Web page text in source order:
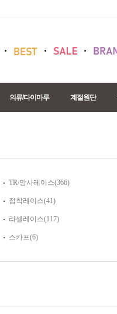
의류/다이마루 계절원단
TR/망사레이스(366)
접착레이스(41)
라셀레이스(117)
스카프(6)